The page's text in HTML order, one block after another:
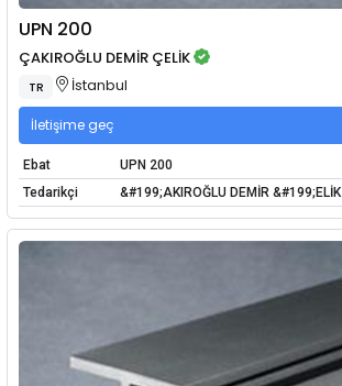
UPN 200
ÇAKIROĞLU DEMİR ÇELİK
TR İstanbul
İletişime geç
Ebat
UPN 200
Tedarikçi
&#199;AKIROĞLU DEMİR &#199;ELİK